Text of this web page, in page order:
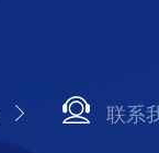
联系